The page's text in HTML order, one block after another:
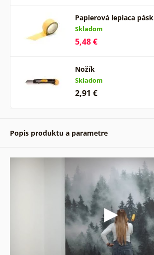
Papierová lepiaca
Skladom
5,48 €
Nožík
Skladom
2,91 €
Popis produktu a parametre